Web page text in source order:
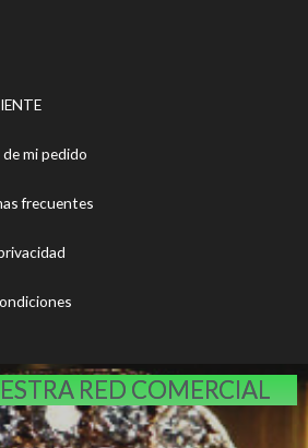
mi pedido
frecuentes
RED COMERCIAL